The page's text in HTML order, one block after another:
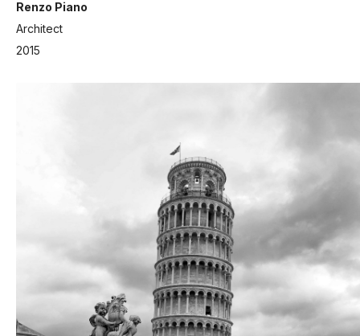
Renzo Piano
Architect
2015